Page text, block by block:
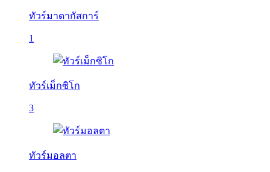
ทัวร์มาดากัสการ์
1
ทัวร์เม็กซิโก
3
ทัวร์มอลตา